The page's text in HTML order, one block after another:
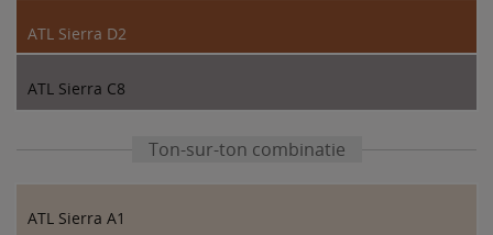
ATL Sierra D2
ATL Sierra C8
Ton-sur-ton combinatie
ATL Sierra A1